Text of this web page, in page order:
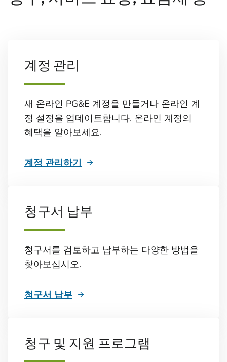
계정 관리
새 온라인 PG&E 계정을 만들거나 온라인 계
정 설정을 업데이트합니다. 온라인 계정의
혜택을 알아보세요.
계정 관리하기
청구서 납부
청구서를 검토하고 납부하는 다양한 방법을
찾아보십시오.
청구서 납부
청구 및 지원 프로그램